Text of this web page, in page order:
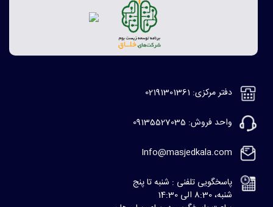
دفتر مرکزی: 02191301361
واحد فروش: 09135527035
Info@masjedkala.com
پاسخگویی تلفنی : شنبه تا پنج
شنبه، 8:30 الی 14:30